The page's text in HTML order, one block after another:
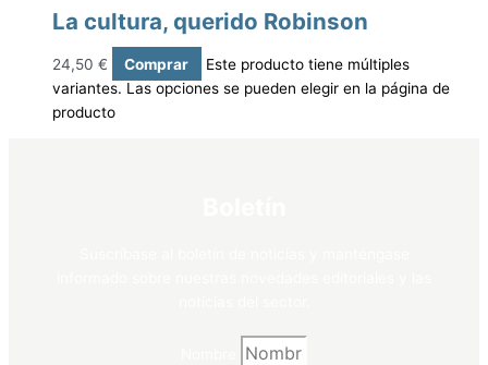
La cultura, querido Robinson
24,50 € Comprar
Este producto tiene múltiples
variantes. Las opciones se pueden elegir en la página de
producto